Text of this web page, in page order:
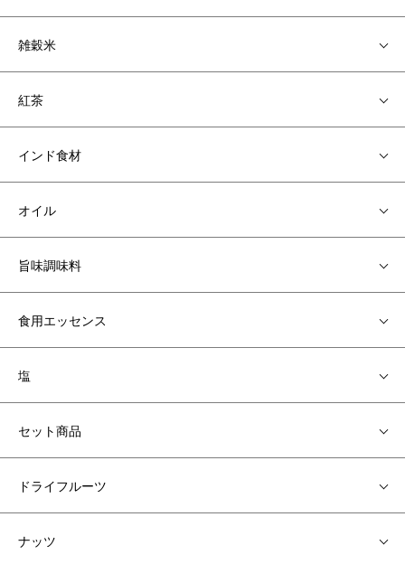
雑穀米
紅茶
インド食材
オイル
旨味調味料
食用エッセンス
塩
セット商品
ドライフルーツ
ナッツ